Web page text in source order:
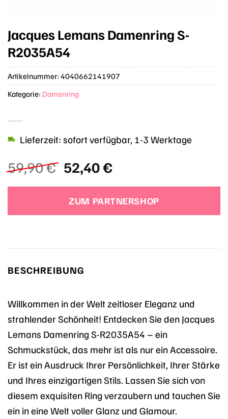
Jacques Lemans Damenring S-
R2035A54
59,90€ Ursprünglicher
Preis
war:
59,90 €
52,40€Aktueller
ist:
52,40 €.
Lieferzeit: sofort verfügbar, 1-3 Werktage
ZUM PARTNERSHOP
Artikelnummer: 4040662141907
Kategorie: Damenring
BESCHREIBUNG
Willkommen in der Welt zeitloser Eleganz und
strahlender Schönheit! Entdecken Sie den Jacques
Lemans Damenring S-R2035A54 – ein
Schmuckstück, das mehr ist als nur ein Accessoire.
Er ist ein Ausdruck Ihrer Persönlichkeit, Ihrer Stärke
und Ihres einzigartigen Stils. Lassen Sie sich von
diesem exquisiten Ring verzaubern und tauchen Sie
ein in eine Welt voller Glanz und Glamour.